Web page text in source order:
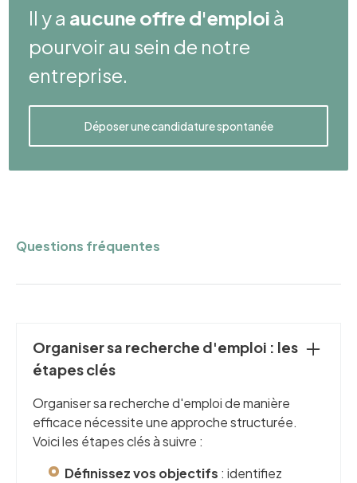
Il y a aucune offre d'emploi à
pourvoir au sein de notre
entreprise.
Déposer une candidature spontanée
Questions fréquentes
Organiser sa recherche d'emploi : les
étapes clés
Organiser sa recherche d'emploi de manière
efficace nécessite une approche structurée.
Voici les étapes clés à suivre :
Définissez vos objectifs : identifiez